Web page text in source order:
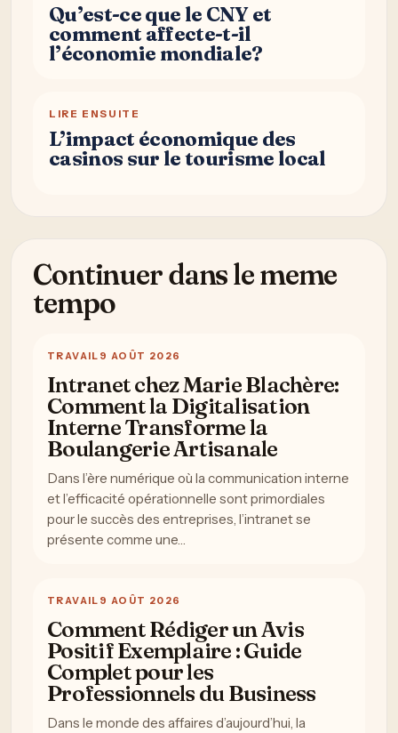
Qu’est-ce que le CNY et
comment affecte-t-il
l’économie mondiale?
LIRE ENSUITE
L’impact économique des
casinos sur le tourisme local
Continuer dans le meme
tempo
TRAVAIL 9 AOÛT 2026
Intranet chez Marie Blachère:
Comment la Digitalisation
Interne Transforme la
Boulangerie Artisanale
Dans l’ère numérique où la communication interne
et l’efficacité opérationnelle sont primordiales
pour le succès des entreprises, l’intranet se
présente comme une…
TRAVAIL 9 AOÛT 2026
Comment Rédiger un Avis
Positif Exemplaire : Guide
Complet pour les
Professionnels du Business
Dans le monde des affaires d’aujourd’hui, la